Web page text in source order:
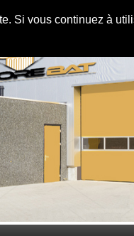
Si vous continuez à